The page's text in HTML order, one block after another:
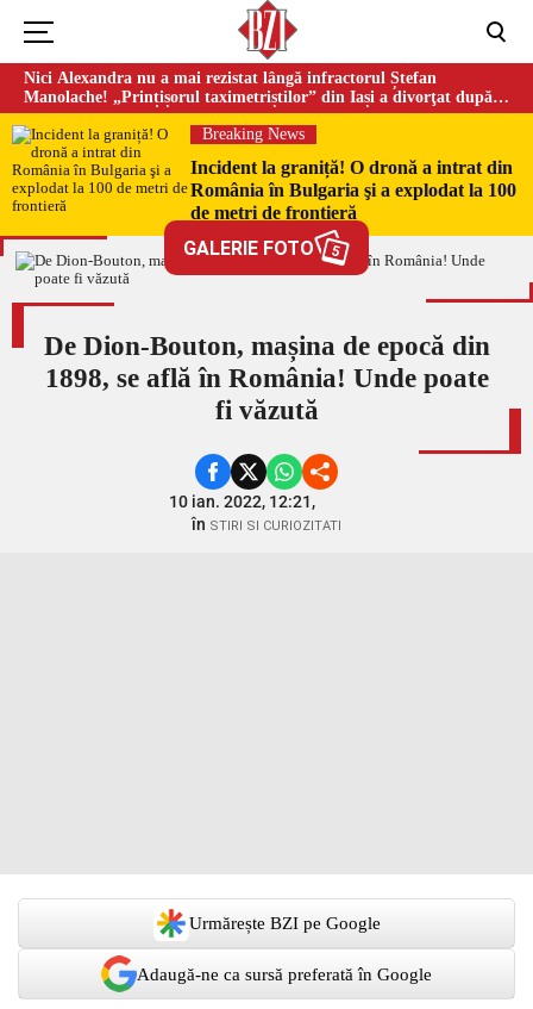
Nici Alexandra nu a mai rezistat lângă infractorul Ștefan
Manolache! „Prințișorul taximetriștilor” din Iași a divorţat după
doi ani de căsnicie
Breaking News
Incident la graniță! O dronă a intrat din
România în Bulgaria şi a explodat la 100
de metri de frontieră
GALERIE FOTO 5
De Dion-Bouton, mașina de epocă din
1898, se află în România! Unde poate
fi văzută
10 ian. 2022, 12:21,
în STIRI SI CURIOZITATI
Urmărește BZI pe Google
Adaugă-ne ca sursă preferată în Google